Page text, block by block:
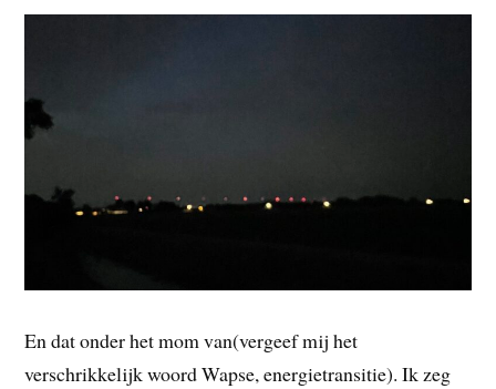
En dat onder het mom van(vergeef mij het
verschrikkelijk woord Wapse, energietransitie). Ik zeg